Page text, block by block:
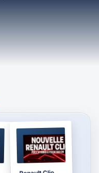
BROCHURE
2026